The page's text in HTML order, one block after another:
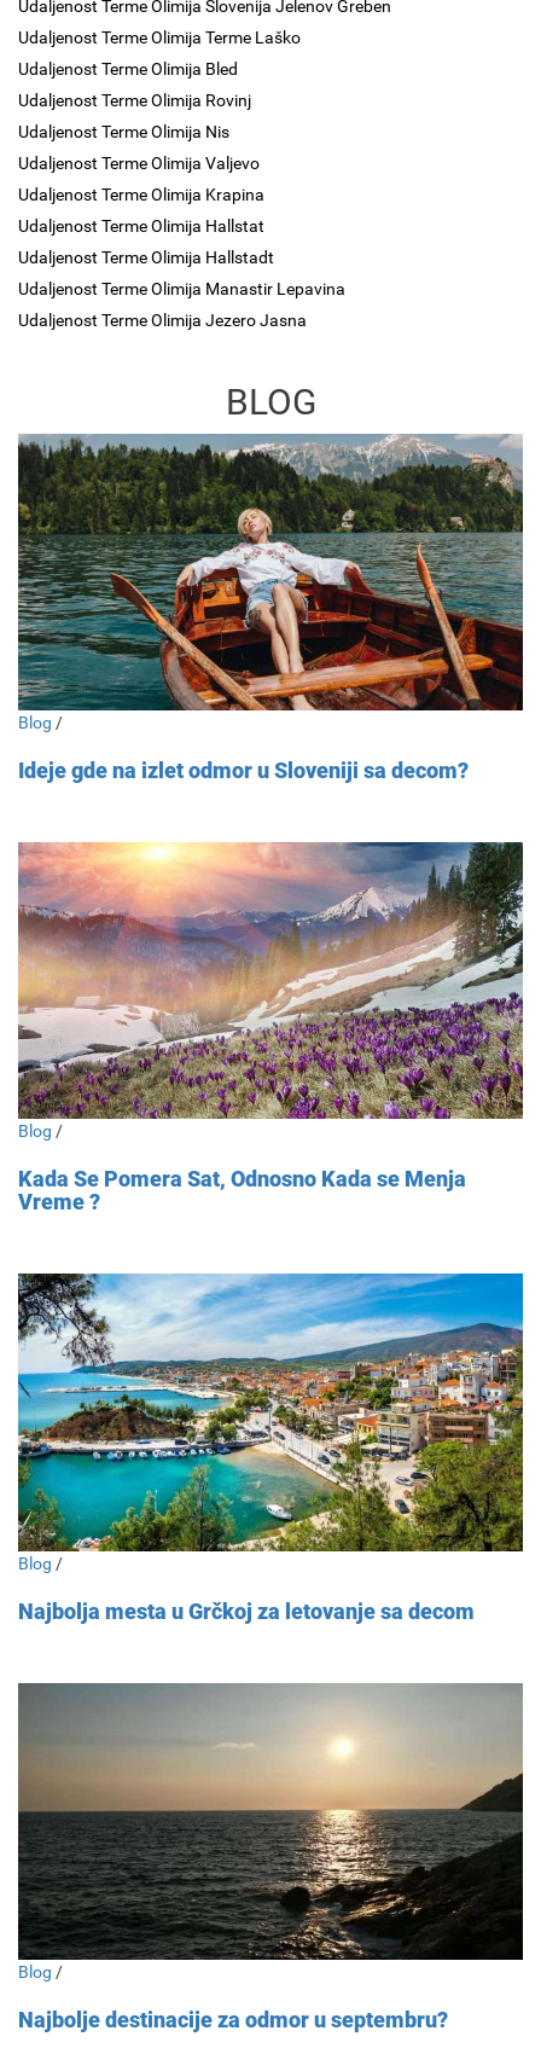
Udaljenost Terme Olimija Slovenija Jelenov Greben
Udaljenost Terme Olimija Terme Laško
Udaljenost Terme Olimija Bled
Udaljenost Terme Olimija Rovinj
Udaljenost Terme Olimija Nis
Udaljenost Terme Olimija Valjevo
Udaljenost Terme Olimija Krapina
Udaljenost Terme Olimija Hallstat
Udaljenost Terme Olimija Hallstadt
Udaljenost Terme Olimija Manastir Lepavina
Udaljenost Terme Olimija Jezero Jasna
BLOG
Blog /
Ideje gde na izlet odmor u Sloveniji sa decom?
Blog /
Kada Se Pomera Sat, Odnosno Kada se Menja
Vreme ?
Blog /
Najbolja mesta u Grčkoj za letovanje sa decom
Blog /
Najbolje destinacije za odmor u septembru?